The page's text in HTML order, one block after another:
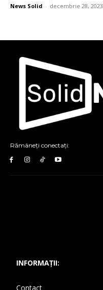
News Solid - decembrie 28, 2023
Rămâneți conectați:
INFORMAȚII:
Contact